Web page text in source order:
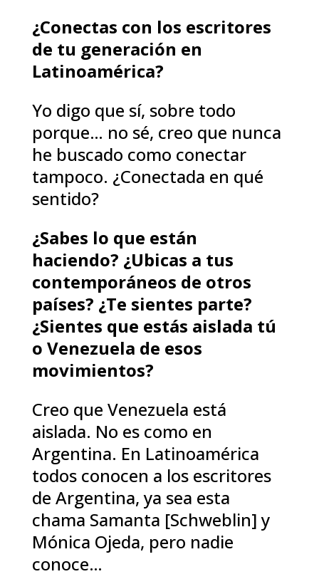
¿Conectas con los escritores
de tu generación en
Latinoamérica?
Yo digo que sí, sobre todo
porque… no sé, creo que nunca
he buscado como conectar
tampoco. ¿Conectada en qué
sentido?
¿Sabes lo que están
haciendo? ¿Ubicas a tus
contemporáneos de otros
países? ¿Te sientes parte?
¿Sientes que estás aislada tú
o Venezuela de esos
movimientos?
Creo que Venezuela está
aislada. No es como en
Argentina. En Latinoamérica
todos conocen a los escritores
de Argentina, ya sea esta
chama Samanta [Schweblin] y
Mónica Ojeda, pero nadie
conoce…